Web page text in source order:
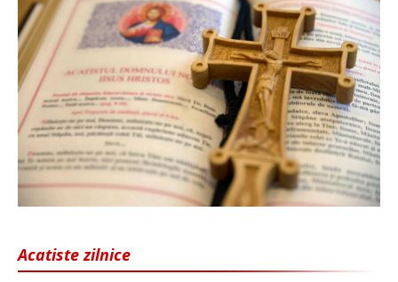
Acatiste zilnice